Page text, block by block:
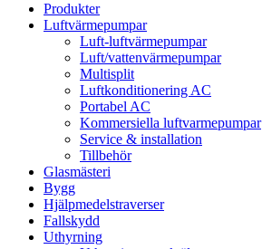
Produkter
Luftvärmepumpar
Luft-luftvärmepumpar
Luft/vattenvärmepumpar
Multisplit
Luftkonditionering AC
Portabel AC
Kommersiella luftvarmepumpar
Service & installation
Tillbehör
Glasmästeri
Bygg
Hjälpmedelstraverser
Fallskydd
Uthyrning